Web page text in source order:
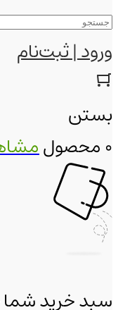
ورود | ثبت‌نام
بستن
0 محصول
سبد خرید